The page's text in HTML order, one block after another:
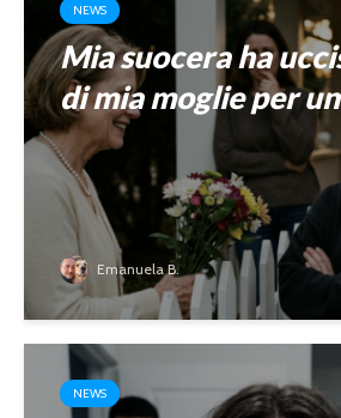
NEWS
Mia suocera ha
di mia moglie per
Emanuela B.
NEWS